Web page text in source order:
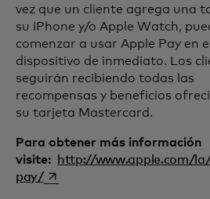
vez que un cliente agrega una
su iPhone y/o Apple Watch,
comenzar a usar Apple Pay en
dispositivo de inmediato. Los
seguirán recibiendo todas las
recompensas y beneficios
su tarjeta Mastercard.
Para obtener más información
visite:
http://www.apple.com/
pay/opens in a new tab